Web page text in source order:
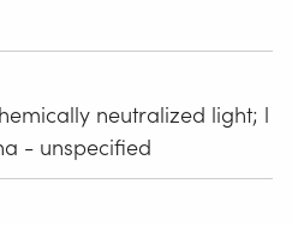
neutralized light; l
- unspecified